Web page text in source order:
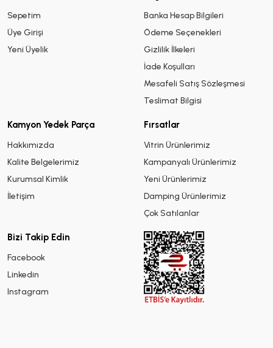
Sepetim
Üye Girişi
Yeni Üyelik
Banka Hesap Bilgileri
Ödeme Seçenekleri
Gizlilik İlkeleri
İade Koşulları
Mesafeli Satış Sözleşmesi
Teslimat Bilgisi
Kamyon Yedek Parça
Hakkımızda
Kalite Belgelerimiz
Kurumsal Kimlik
İletişim
Fırsatlar
Vitrin Ürünlerimiz
Kampanyalı Ürünlerimiz
Yeni Ürünlerimiz
Damping Ürünlerimiz
Çok Satılanlar
Bizi Takip Edin
Facebook
Linkedin
Instagram